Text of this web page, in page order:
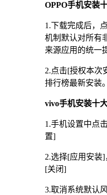
OPPO手机安装
1.下载完成后，
机制默认对所有
来源应用的统一
2.点击[授权本次
排行榜最新安装。
vivo手机安装十
1.手机设置中点
置]
2.选择[应用安装
[关闭]
3.取消系统默认